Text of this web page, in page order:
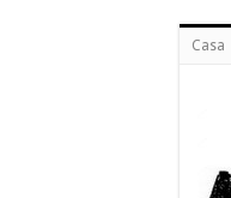
Casa